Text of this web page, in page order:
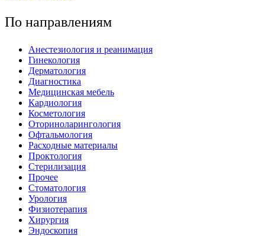
По направлениям
Анестезиология и реанимация
Гинекология
Дерматология
Диагностика
Медицинская мебель
Кардиология
Косметология
Оториноларингология
Офтальмология
Расходные материалы
Проктология
Стерилизация
Прочее
Стоматология
Урология
Физиотерапия
Хирургия
Эндоскопия